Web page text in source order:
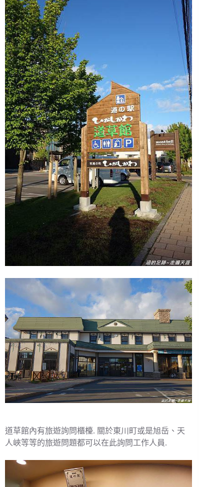
道草館內有旅遊詢問櫃檯. 關於東川町或是旭岳、天
人峽等等的旅遊問題都可以在此詢問工作人員.